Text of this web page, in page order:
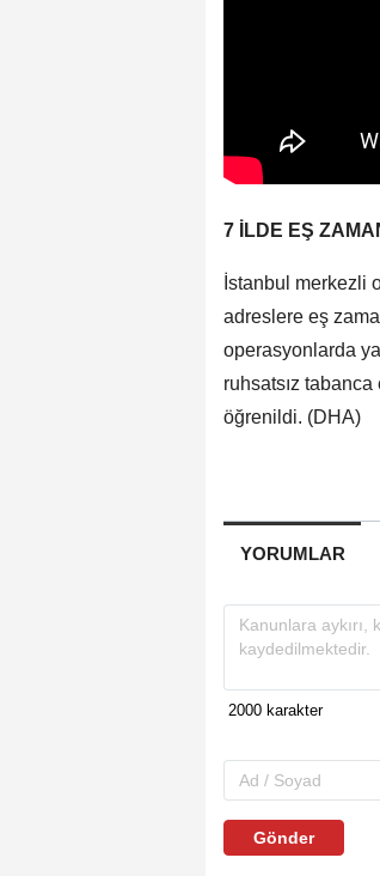
7 İLDE EŞ
İstanbul merkezli
adreslere eş
operasyonlarda
ruhsatsız
öğrenildi. (DHA)
YORUMLAR
Gönder